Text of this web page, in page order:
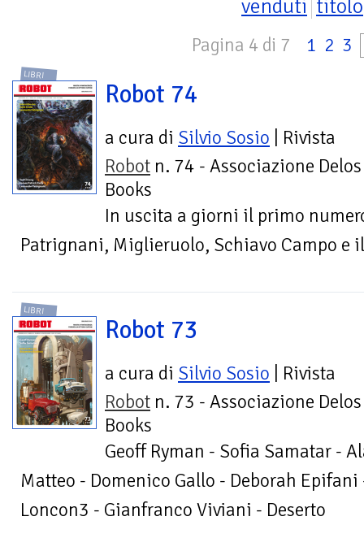
venduti titolo
Pagina 4 di 7 1 2 3
LIBRI
Robot 74
a cura di Silvio Sosio | Rivista
Robot n. 74 - Associazione Delos
Books
In uscita a giorni il primo
Patrignani, Miglieruolo, Schiavo Campo e
LIBRI
Robot 73
a cura di Silvio Sosio | Rivista
Robot n. 73 - Associazione Delos
Books
Geoff Ryman - Sofia Samatar -
Matteo - Domenico Gallo - Deborah
Loncon3 - Gianfranco Viviani - Deserto